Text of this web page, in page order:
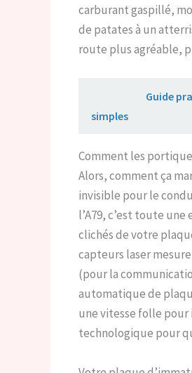
carburant gaspillé,
de patates à un
route plus agréable,
Guide
simples
Comment les
Alors, comment ça
invisible pour le
l’A79, c’est toute
clichés de votre
capteurs laser
(pour la
automatique de
une vitesse folle
technologique pour